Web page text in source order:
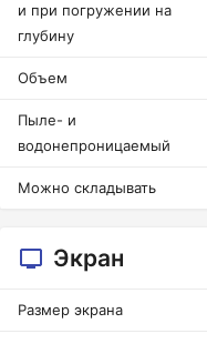
и при погружении на
глубину
Объем
Пыле- и
водонепроницаемый
Можно складывать
Экран
Размер экрана